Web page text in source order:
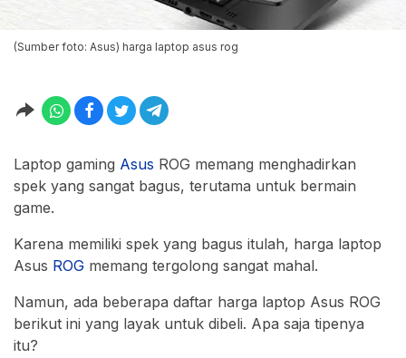
(Sumber foto: Asus) harga laptop asus rog
Laptop gaming Asus ROG memang menghadirkan
spek yang sangat bagus, terutama untuk bermain
game.
Karena memiliki spek yang bagus itulah, harga laptop
Asus ROG memang tergolong sangat mahal.
Namun, ada beberapa daftar harga laptop Asus ROG
berikut ini yang layak untuk dibeli. Apa saja tipenya
itu?